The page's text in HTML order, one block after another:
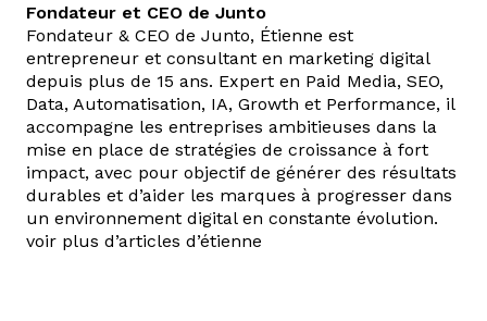
Fondateur et CEO de Junto
Fondateur & CEO de Junto, Étienne est
entrepreneur et consultant en marketing digital
depuis plus de 15 ans. Expert en Paid Media, SEO,
Data, Automatisation, IA, Growth et Performance, il
accompagne les entreprises ambitieuses dans la
mise en place de stratégies de croissance à fort
impact, avec pour objectif de générer des résultats
durables et d’aider les marques à progresser dans
un environnement digital en constante évolution.
voir plus d’articles d’étienne